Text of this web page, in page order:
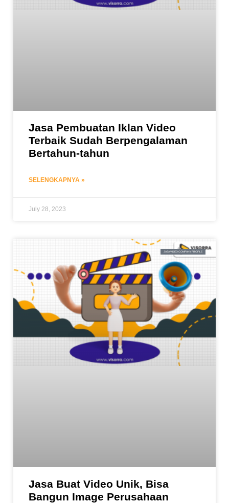
Jasa Pembuatan Iklan Video
Terbaik Sudah Berpengalaman
Bertahun-tahun
SELENGKAPNYA »
July 28, 2023
JASA VIDEO COMPANY PROFILE
Jasa Buat Video Unik, Bisa
Bangun Image Perusahaan